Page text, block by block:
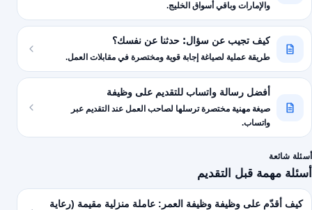
والإمارات وباقي أسواق الخليج.
كيف تجيب عن سؤال: حدثنا عن نفسك؟
طريقة عملية لصياغة إجابة قوية ومختصرة في مقابلات العمل.
أفضل رسالة واتساب للتقديم على وظيفة
صيغة مهنية مختصرة ترسلها لصاحب العمل عند التقديم عبر
واتساب.
أسئلة شائعة
أسئلة مهمة قبل التقديم
كيف أقدّم على وظيفة وظيفة العمر: عاملة منزلية مقيمة (رعاية